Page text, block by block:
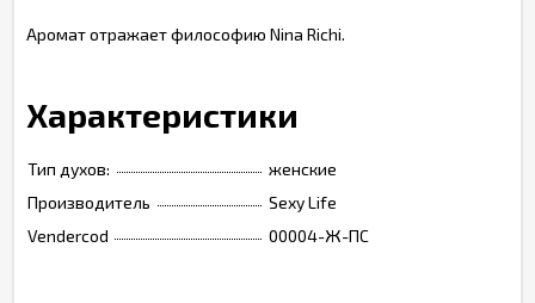
Аромат отражает философию Nina Richi.
Характеристики
Тип духов:
женские
Производитель
Sexy Life
Vendercod
00004-Ж-ПС